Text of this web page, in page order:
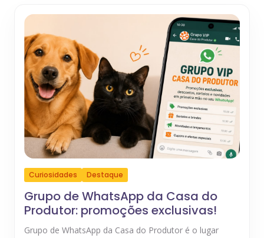
Curiosidades Destaque
Grupo de WhatsApp da Casa do
Produtor: promoções exclusivas!
Grupo de WhatsApp da Casa do Produtor é o lugar